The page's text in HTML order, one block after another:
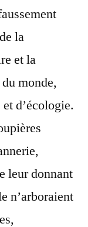
la
et la
monde,
d’écologie.
leur donnant
n’arboraient